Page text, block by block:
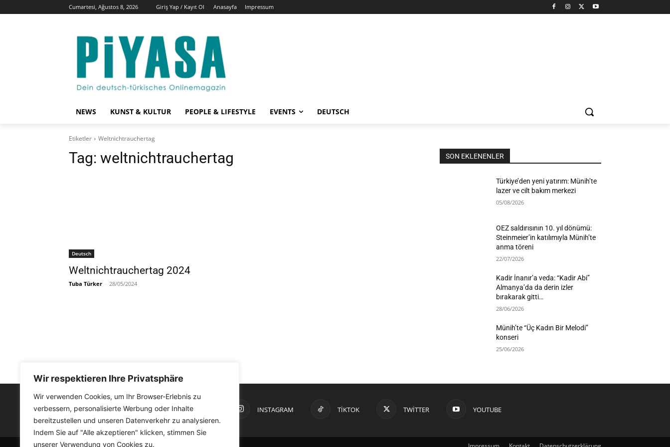
Wir respektieren Ihre Privatsphäre
Wir verwenden Cookies, um Ihr Browser-Erlebnis zu
verbessern, personalisierte Werbung oder Inhalte
bereitzustellen und unseren Datenverkehr zu analysieren.
Indem Sie auf "Alle akzeptieren" klicken, stimmen Sie
unserer Verwendung von Cookies zu.
Cumartesi, Ağustos 8, 2026 Giriş Yap / Kayıt Ol Anasayfa Impressum
NEWS KUNST & KULTUR PEOPLE & LIFESTYLE EVENTS DEUTSCH
Etiketler Weltnichtrauchertag
Tag: weltnichtrauchertag
Deutsch
Weltnichtrauchertag 2024
Tuba Türker - 28/05/2024
SON EKLENENLER
Türkiye’den yeni yatırım: Münih’te
lazer ve cilt bakım merkezi
05/08/2026
OEZ saldırısının 10. yıl dönümü:
Steinmeier’in katılımıyla Münih’te
anma töreni
22/07/2026
Kadir İnanır’a veda: “Kadir Abi”
Almanya’da da derin izler
bırakarak gitti…
28/06/2026
Münih’te “Üç Kadın Bir Melodi”
konseri
25/06/2026
FACEBOOK INSTAGRAM TIKTOK TWITTER YOUTUBE